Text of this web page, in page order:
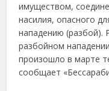
имуществом,
насилия, опасного
нападению (разбой).
разбойном нападении
произошло в марте
сообщает